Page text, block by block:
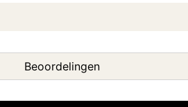
Beoordelingen